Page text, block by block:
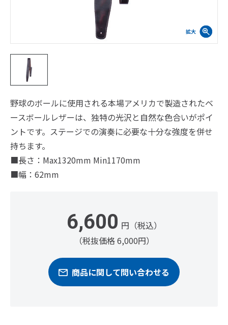
野球のボールに使用される本場アメリカで製造されたベ
ースボールレザーは、独特の光沢と自然な色合いがポイ
ントです。ステージでの演奏に必要な十分な強度を併せ
持ちます。
■長さ：Max1320mm Min1170mm
■幅：62mm
6,600 円（税込）
（税抜価格 6,000円）
商品に関して問い合わせる